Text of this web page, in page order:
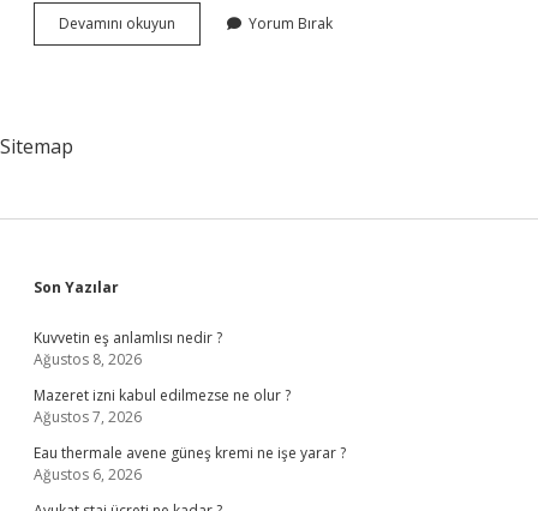
Devamını okuyun
Göçmenleri
Yorum Bırak
Sitemap
Sidebar
Son Yazılar
Kuvvetin eş anlamlısı nedir ?
Ağustos 8, 2026
Mazeret izni kabul edilmezse ne olur ?
Ağustos 7, 2026
Eau thermale avene güneş kremi ne işe yarar ?
Ağustos 6, 2026